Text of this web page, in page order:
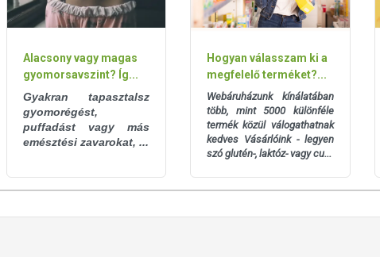
(RI*: 0,67%)
ben)
számára (8400 kJ/ 2000 kcal).
aloin tartalmának köszönhetően várandós és
Alacsony vagy magas
gyomorsavszint? Íg...
Gyakran tapasztalsz
gyomorégést,
puffadást vagy más
emésztési zavarokat, ...
Hogyan válasszam ki a
megfelelő terméket?...
Webáruházunk kínálatában
több, mint 5000 különféle
termék közül válogathatnak
kedves Vásárlóink - legyen
szó glutén-, laktóz- vagy cu...